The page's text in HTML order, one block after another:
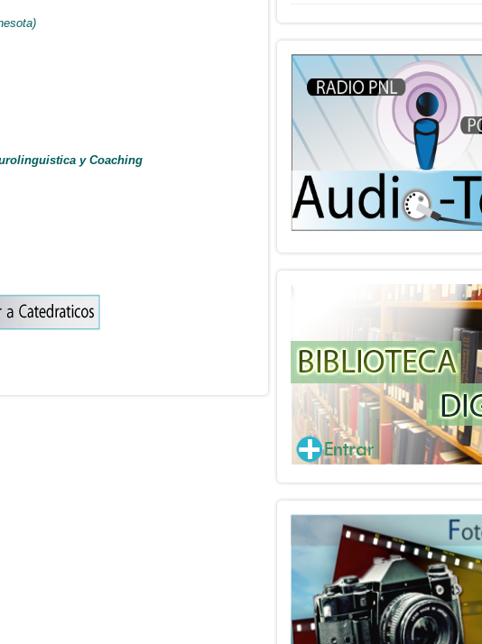
y Coaching